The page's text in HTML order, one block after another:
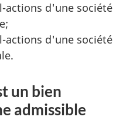
actions d'une société
;
actions d'une société
.
un bien
admissible